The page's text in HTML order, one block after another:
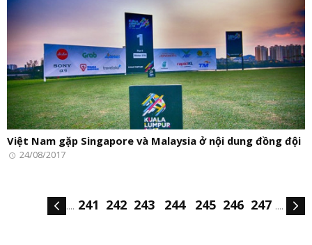
Việt Nam gặp Singapore và Malaysia ở nội dung đồng đội
24/08/2017
.... 241 242 243 244 245 246 247 ....